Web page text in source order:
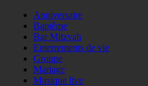
Anniversaire
Baptême
Bar Mitzvah
Enterrements de vie
Groupe
Mariage
Musique live